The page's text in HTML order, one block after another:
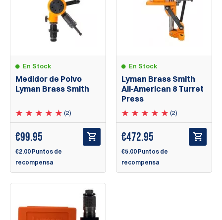
En Stock
Medidor de Polvo
Lyman Brass Smith
(2)
€99.95
€2.00 Puntos de
recompensa
En Stock
Lyman Brass Smith
All-American 8 Turret
Press
(2)
€472.95
€5.00 Puntos de
recompensa